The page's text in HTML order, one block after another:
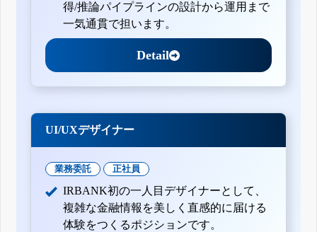
得/推論パイプラインの設計から運用まで
一気通貫で担います。
Detail
UI/UXデザイナー
業務委託 正社員
IRBANK初の一人目デザイナーとして、
複雑な金融情報を美しく直感的に届ける
体験をつくるポジションです。